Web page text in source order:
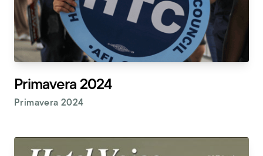
Primavera 2024
Primavera 2024